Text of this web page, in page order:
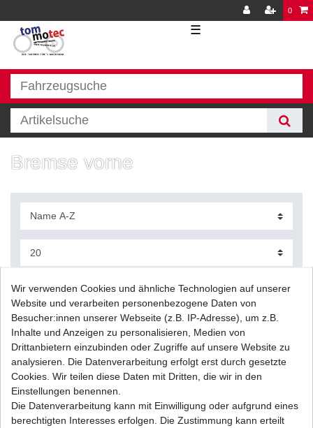
0
☰
Bremse vorne
Bremsbeläge EBC FA 252 FA252 Standard
Bremsklötze vorne Yamaha
UVP 29,21 € 19,99 € *
1 Satz
Wir verwenden Cookies und ähnliche Technologien auf unserer
Website und verarbeiten personenbezogene Daten von
Besucher:innen unserer Webseite (z.B. IP-Adresse), um z.B.
Inhalte und Anzeigen zu personalisieren, Medien von
Drittanbietern einzubinden oder Zugriffe auf unsere Website zu
analysieren. Die Datenverarbeitung erfolgt erst durch gesetzte
Cookies. Wir teilen diese Daten mit Dritten, die wir in den
Einstellungen benennen.
Die Datenverarbeitung kann mit Einwilligung oder aufgrund eines
berechtigten Interesses erfolgen. Die Zustimmung kann erteilt